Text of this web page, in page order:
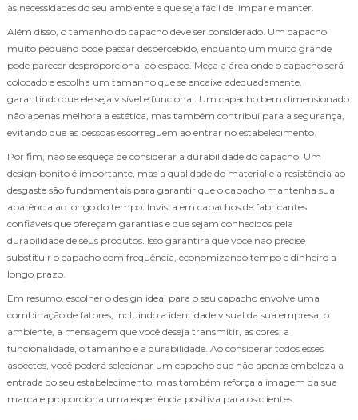
às necessidades do seu ambiente e que seja fácil de limpar e manter.
Além disso, o tamanho do capacho deve ser considerado. Um capacho
muito pequeno pode passar despercebido, enquanto um muito grande
pode parecer desproporcional ao espaço. Meça a área onde o capacho será
colocado e escolha um tamanho que se encaixe adequadamente,
garantindo que ele seja visível e funcional. Um capacho bem dimensionado
não apenas melhora a estética, mas também contribui para a segurança,
evitando que as pessoas escorreguem ao entrar no estabelecimento.
Por fim, não se esqueça de considerar a durabilidade do capacho. Um
design bonito é importante, mas a qualidade do material e a resistência ao
desgaste são fundamentais para garantir que o capacho mantenha sua
aparência ao longo do tempo. Invista em capachos de fabricantes
confiáveis que ofereçam garantias e que sejam conhecidos pela
durabilidade de seus produtos. Isso garantirá que você não precise
substituir o capacho com frequência, economizando tempo e dinheiro a
longo prazo.
Em resumo, escolher o design ideal para o seu capacho envolve uma
combinação de fatores, incluindo a identidade visual da sua empresa, o
ambiente, a mensagem que você deseja transmitir, as cores, a
funcionalidade, o tamanho e a durabilidade. Ao considerar todos esses
aspectos, você poderá selecionar um capacho que não apenas embeleza a
entrada do seu estabelecimento, mas também reforça a imagem da sua
marca e proporciona uma experiência positiva para os clientes.